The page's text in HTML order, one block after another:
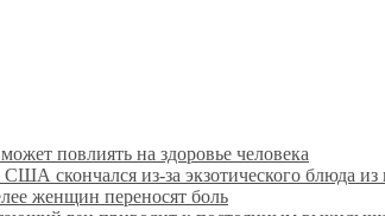
повлиять на здоровье человека
скончался из-за экзотического блюда из
женщин переносят боль